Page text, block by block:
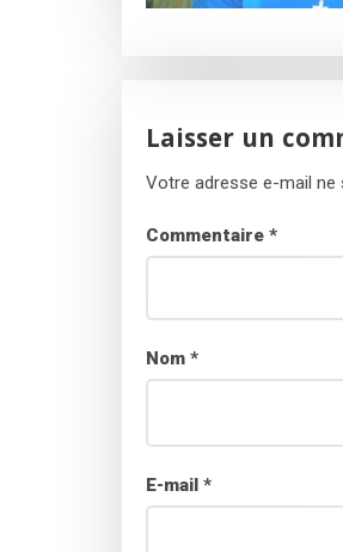
Laisser un
Votre adresse e-mail ne
Commentaire *
Nom *
E-mail *